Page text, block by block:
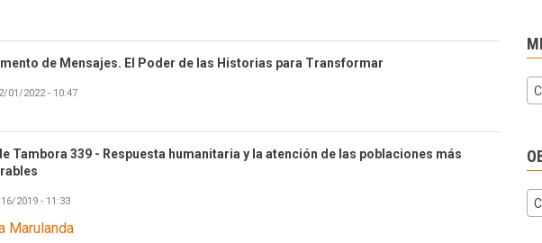
de Mensajes. El Poder de las Historias para Transformar
01/2022 - 10:47
Tambora 339 - Respuesta humanitaria y la atención de las poblaciones más
2019 - 11:33
Marulanda